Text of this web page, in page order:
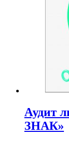
Аудит
ЗНАК»